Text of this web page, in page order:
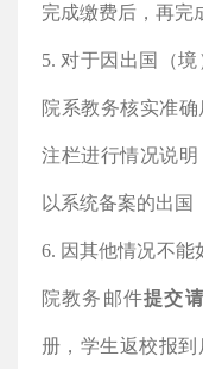
完成缴费后，再完
5. 对于因出国（境
院系教务核实准
注栏进行情况说
以系统备案的出国
6. 因其他情况不能
院教务邮件提交
册，学生返校报